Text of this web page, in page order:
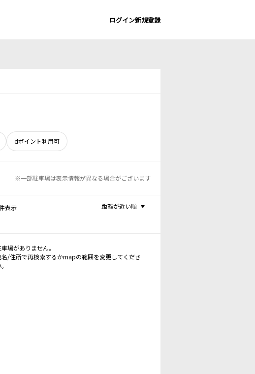
ログイン新規登録
dポイント利用可
※一部駐車場は表示情報が異なる場合がございます
表示 距離が近い順
場がありません。
名/住所で再検索するかmapの範囲を変更してくださ